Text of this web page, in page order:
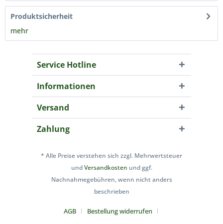
Produktsicherheit
mehr
Service Hotline
Informationen
Versand
Zahlung
* Alle Preise verstehen sich zzgl. Mehrwertsteuer
undVersandkosten und ggf.
Nachnahmegebühren, wenn nicht anders
beschrieben
AGB
Bestellung widerrufen